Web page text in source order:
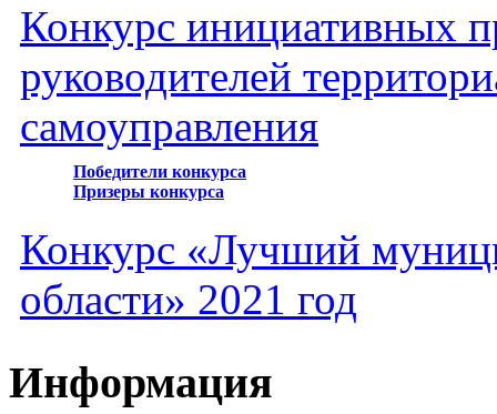
Конкурс инициативных
руководителей
самоуправления
Победители конкурса
Призеры конкурса
Конкурс «Лучший
области» 2021 год
Информация